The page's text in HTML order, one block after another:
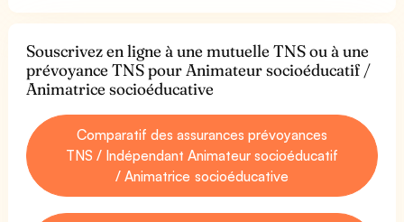
Souscrivez en ligne à une mutuelle TNS ou à une
prévoyance TNS pour Animateur socioéducatif /
Animatrice socioéducative
Comparatif des assurances prévoyances
TNS / Indépendant Animateur socioéducatif
/ Animatrice socioéducative